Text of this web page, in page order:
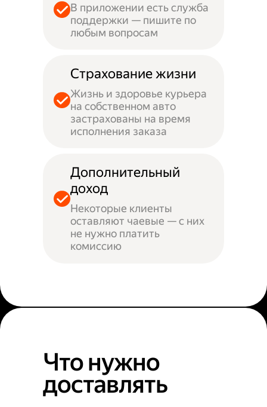
В приложении есть служба
поддержки — пишите по
любым вопросам
Страхование жизни
Жизнь и здоровье курьера
на собственном авто
застрахованы на время
исполнения заказа
Дополнительный
доход
Некоторые клиенты
оставляют чаевые — с них
не нужно платить
комиссию
Что нужно
доставлять